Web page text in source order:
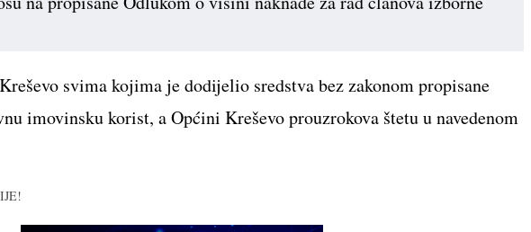
svima kojima je dodijelio sredstva bez zakonom propisane
imovinsku korist, a Općini Kreševo prouzrokova štetu u navedenom